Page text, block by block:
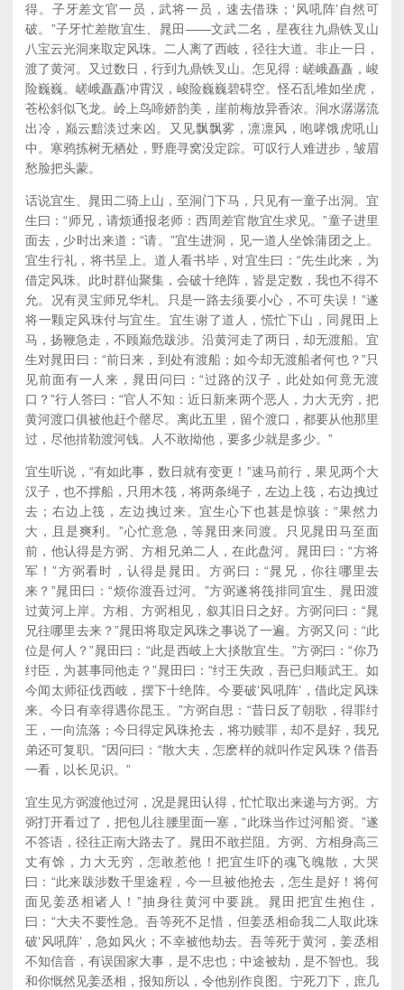
得。子牙差文官一员，武将一员，速去借珠；‘风吼阵’自然可
破。”子牙忙差散宜生、晁田——文武二名，星夜往九鼎铁叉山
八宝云光洞来取定风珠。二人离了西岐，径往大道。非止一日，
渡了黄河。又过数日，行到九鼎铁叉山。怎见得：嵯峨矗矗，峻
险巍巍。嵯峨矗矗冲霄汉，峻险巍巍碧碍空。怪石乱堆如坐虎，
苍松斜似飞龙。岭上鸟啼娇韵美，崖前梅放异香浓。涧水潺潺流
出冷，巅云黯淡过来凶。又见飘飘雾，凛凛风，咆哮饿虎吼山
中。寒鸦拣树无栖处，野鹿寻窝没定踪。可叹行人难进步，皱眉
愁脸把头蒙。
话说宜生、晁田二骑上山，至洞门下马，只见有一童子出洞。宜
生曰：“师兄，请烦通报老师：西周差官散宜生求见。”童子进里
面去，少时出来道：“请。”宜生进洞，见一道人坐馀蒲团之上。
宜生行礼，将书呈上。道人看书毕，对宜生曰：“先生此来，为
借定风珠。此时群仙聚集，会破十绝阵，皆是定数，我也不得不
允。况有灵宝师兄华札。只是一路去须要小心，不可失误！”遂
将一颗定风珠付与宜生。宜生谢了道人，慌忙下山，同晁田上
马，扬鞭急走，不顾巅危跋涉。沿黄河走了两日，却无渡船。宜
生对晁田曰：“前日来，到处有渡船；如今却无渡船者何也？”只
见前面有一人来，晁田问曰：“过路的汉子，此处如何竟无渡
口？”行人答曰：“官人不知：近日新来两个恶人，力大无穷，把
黄河渡口俱被他赶个罄尽。离此五里，留个渡口，都要从他那里
过，尽他掯勒渡河钱。人不敢拗他，要多少就是多少。”
宜生听说，“有如此事，数日就有变更！”速马前行，果见两个大
汉子，也不撑船，只用木筏，将两条绳子，左边上筏，右边拽过
去；右边上筏，左边拽过来。宜生心下也甚是惊骇：“果然力
大，且是爽利。”心忙意急，等晁田来同渡。只见晁田马至面
前，他认得是方弼、方相兄弟二人，在此盘河。晁田曰：“方将
军！”方弼看时，认得是晁田。方弼曰：“晁兄，你往哪里去
来？”晁田曰：“烦你渡吾过河。”方弼遂将筏排同宜生、晁田渡
过黄河上岸。方相、方弼相见，叙其旧日之好。方弼问曰：“晁
兄往哪里去来？”晁田将取定风珠之事说了一遍。方弼又问：“此
位是何人？”晁田曰：“此是西岐上大掞散宜生。”方弼曰：“你乃
纣臣，为甚事同他走？”晁田曰：“纣王失政，吾已归顺武王。如
今闻太师征伐西岐，摆下十绝阵。今要破‘风吼阵’，借此定风珠
来。今日有幸得遇你昆玉。”方弼自思：“昔日反了朝歌，得罪纣
王，一向流落；今日得定风珠抢去，将功赎罪，却不是好，我兄
弟还可复职。”因问曰：“散大夫，怎麽样的就叫作定风珠？借吾
一看，以长见识。”
宜生见方弼渡他过河，况是晁田认得，忙忙取出来递与方弼。方
弼打开看过了，把包儿往腰里面一塞，“此珠当作过河船资。”遂
不答语，径往正南大路去了。晁田不敢拦阻。方弼、方相身高三
丈有馀，力大无穷，怎敢惹他！把宜生吓的魂飞魄散，大哭
曰：“此来跋涉数千里途程，今一旦被他抢去，怎生是好！将何
面见姜丞相诸人！”抽身往黄河中要跳。晁田把宜生抱住，
曰：“大夫不要性急。吾等死不足惜，但姜丞相命我二人取此珠
破‘风吼阵’，急如风火；不幸被他劫去。吾等死于黄河，姜丞相
不知信音，有误国家大事，是不忠也；中途被劫，是不智也。我
和你慨然见姜丞相，报知所以，令他别作良图。宁死刀下，庶几